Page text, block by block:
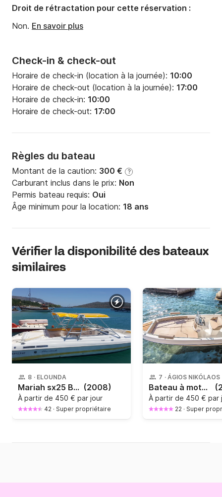
Check-in & check-out
Horaire de check-in (location à la journée): 10:00
Horaire de check-out (location à la journée): 17:00
Horaire de check-in: 10:00
Horaire de check-out: 17:00
Règles du bateau
Montant de la caution: 300 € ?
Carburant inclus dans le prix: Non
Permis bateau requis: Oui
Âge minimum pour la location: 18 ans
Droit de rétractation pour cette réservation :
Non. En savoir plus
Vérifier la disponibilité des bateaux
similaires
8 · ELOUNDA
Mariah sx25 Bow-rider 260 HP (2008)
À partir de 450 € par jour
42 · Super propriétaire
7 · ÁGIOS NIKÓLAOS
Bateau à moteur karel Ithaka 550
À partir de 450 € par
22 · Super